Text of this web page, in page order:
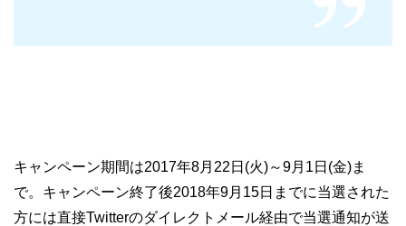
キャンペーン期間は2017年8月22日(火)～9月1日(金)ま
で。キャンペーン終了後2018年9月15日までに当選された
方には直接Twitterのダイレクトメール経由で当選通知が送